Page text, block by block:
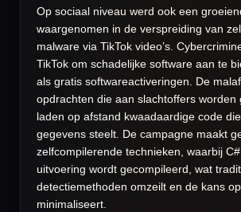
Op sociaal niveau werd ook een
waargenomen in de verspreiding van
malware via TikTok video’s.
TikTok om schadelijke software aan te
als gratis softwareactiveringen. De
opdrachten die aan slachtoffers worden
laden op afstand kwaadaardige code
gegevens steelt. De campagne maakt
zelfcompilerende technieken, waarbij
uitvoering wordt gecompileerd, wat
detectiemethoden omzeilt en de kans
minimaliseert.